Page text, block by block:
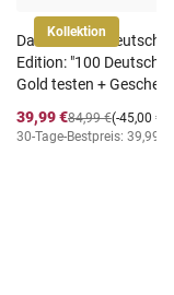
Kollektion
Das Geld der
Edition: "100 Deutsche
Gold testen +
39,99 €
(-45,00 €)
84,99 €
30-Tage-Bestpreis: 39,99 €